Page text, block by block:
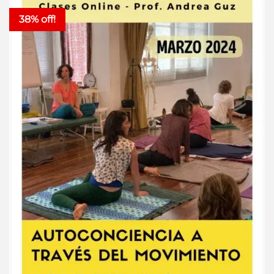
38% off!